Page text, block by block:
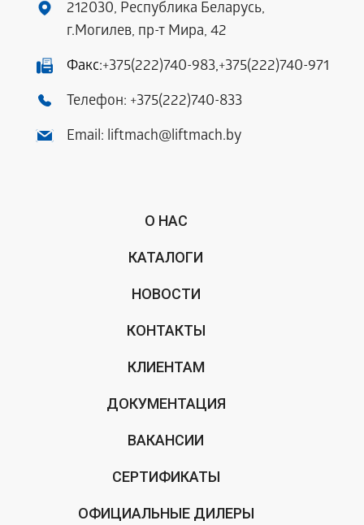
212030, Республика Беларусь,
г.Могилев, пр-т Мира, 42
Факс:+375(222)740-983,+375(222)740-971
Телефон: +375(222)740-833
Email: liftmach@liftmach.by
О НАС
КАТАЛОГИ
НОВОСТИ
КОНТАКТЫ
КЛИЕНТАМ
ДОКУМЕНТАЦИЯ
ВАКАНСИИ
СЕРТИФИКАТЫ
ОФИЦИАЛЬНЫЕ ДИЛЕРЫ